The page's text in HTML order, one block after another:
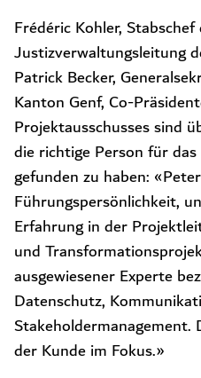
Frédéric Kohler,
Justizverwaltungsleitung
Patrick Becker,
Kanton Genf, Co-
Projektausschusses sind
die richtige Person für
gefunden zu haben:
Führungspersönlichkeit,
Erfahrung in der
und
ausgewiesener Experte
Datenschutz,
der Kunde im Fokus.»